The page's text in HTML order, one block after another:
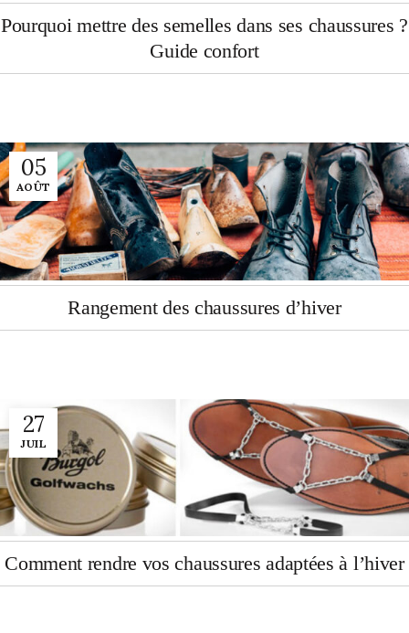
Pourquoi mettre des semelles dans ses chaussures ?
Guide confort
05
AOÛT
Rangement des chaussures d’hiver
27
JUIL
Comment rendre vos chaussures adaptées à l’hiver